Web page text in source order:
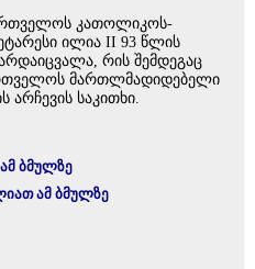
კათოლიკოს-
ილია II 93 წლის
რის შემდეგაც
მართლმადიდებელი
არჩევის საკითხი.
ბმულზე
ამ ბმულზე